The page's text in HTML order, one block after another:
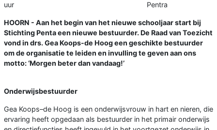
uur
Pentra
HOORN - Aan het begin van het nieuwe schooljaar start bij
Stichting Penta een nieuwe bestuurder. De Raad van Toezicht
vond in drs. Gea Koops-de Hoog een geschikte bestuurder
om de organisatie te leiden en invulling te geven aan ons
motto: ‘Morgen beter dan vandaag!’
Onderwijsbestuurder
Gea Koops–de Hoog is een onderwijsvrouw in hart en nieren, die
ervaring heeft opgedaan als bestuurder in het primair onderwijs